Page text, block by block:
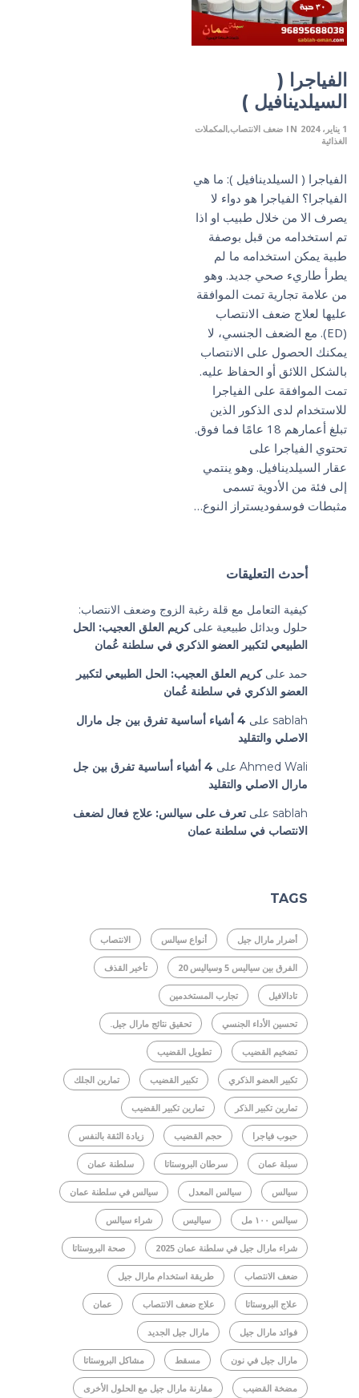
الفياجرا (
السيلدينافيل )
1 يناير، 2024 IN ضعف الانتصاب المكملات
الغذائية
الفياجرا ( السيلدينافيل ): ما هي
الفياجرا؟ الفياجرا هو دواء لا
يصرف الا من خلال طبيب او اذا
تم استخدامه من قبل بوصفة
طبية يمكن استخدامه ما لم
يطرأ طاريء صحي جديد. وهو
من علامة تجارية تمت الموافقة
عليها لعلاج ضعف الانتصاب
(ED). مع الضعف الجنسي، لا
يمكنك الحصول على الانتصاب
بالشكل اللائق أو الحفاظ عليه.
تمت الموافقة على الفياجرا
للاستخدام لدى الذكور الذين
تبلغ أعمارهم 18 عامًا فما فوق.
تحتوي الفياجرا على
عقار السيلدينافيل. وهو ينتمي
إلى فئة من الأدوية تسمى
مثبطات فوسفوديستراز النوع…
أحدث التعليقات
كيفية التعامل مع قلة رغبة الزوج وضعف الانتصاب:
حلول وبدائل طبيعية علىكريم العلق العجيب: الحل
الطبيعي لتكبير العضو الذكري في سلطنة عُمان
حمد علىكريم العلق العجيب: الحل الطبيعي لتكبير
العضو الذكري في سلطنة عُمان
sablah على
4 أشياء أساسية تفرق بين جل مارال
الاصلي والتقليد
Ahmed Wali على
4 أشياء أساسية تفرق بين جل
مارال الاصلي والتقليد
sablah على تعرف على سيالس: علاج فعال لضعف
الانتصاب في سلطنة عمان
TAGS
أضرار مارال جيل أنواع سيالس الانتصاب
الفرق بين سياليس 5 وسياليس 20 تأخير القذف
تادالافيل تجارب المستخدمين
تحسين الأداء الجنسي تحقيق نتائج مارال جيل.
تضخيم القضيب تطويل القضيب
تكبير العضو الذكري تكبير القضيب تمارين الجلك
تمارين تكبير الذكر تمارين تكبير القضيب
حبوب فياجرا حجم القضيب زيادة الثقة بالنفس
سبلة عمان سرطان البروستاتا سلطنة عمان
سيالس سيالس المعدل سيالس في سلطنة عمان
سيالس ١٠٠ مل سياليس شراء سيالس
شراء مارال جيل في سلطنة عمان 2025 صحة البروستاتا
ضعف الانتصاب طريقة استخدام مارال جيل
علاج البروستاتا علاج ضعف الانتصاب عمان
فوائد مارال جيل مارال جيل الجديد
مارال جيل في نون مسقط مشاكل البروستاتا
مضخة القضيب مقارنة مارال جيل مع الحلول الأخرى